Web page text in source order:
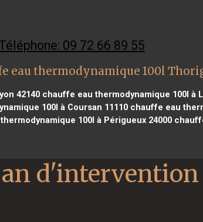
09 72 66 89 55
eau thermodynamique 100l
42140 chauffe eau thermodynamique 100l à
100l à Coursan 11110 chauffe eau
100l à Périgueux 24000
d'intervention